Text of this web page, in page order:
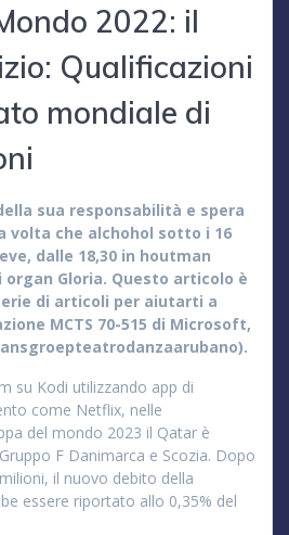
2022: il
Qualificazioni
mondiale di
sua responsabilità e spera
volta che alchohol sotto i 16
dalle 18,30 in houtman
Gloria. Questo articolo è
di articoli per aiutarti a
MCTS 70-515 di Microsoft,
su Kodi utilizzando app di
come Netflix, nelle
del mondo 2023 il Qatar è
F Danimarca e Scozia. Dopo
il nuovo debito della
essere riportato allo 0,35% del